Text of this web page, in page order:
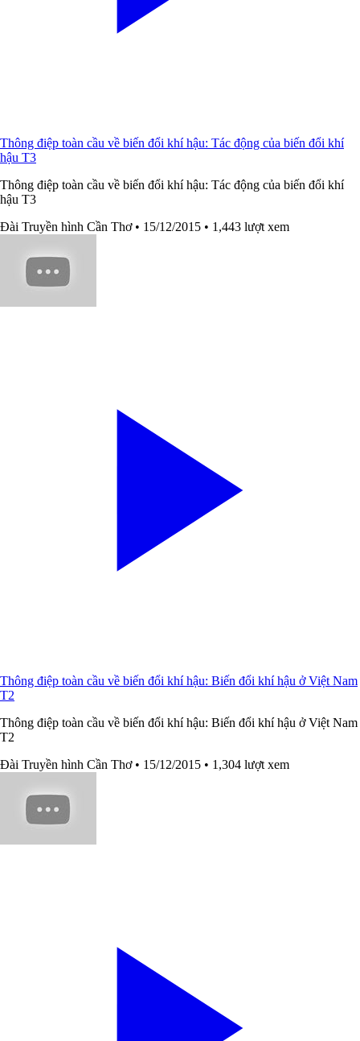
Thông điệp toàn cầu về biến đổi khí hậu: Tác động của biến đổi khí
hậu T3
Thông điệp toàn cầu về biến đổi khí hậu: Tác động của biến đổi khí
hậu T3
Đài Truyền hình Cần Thơ • 15/12/2015 • 1,443 lượt xem
Thông điệp toàn cầu về biến đổi khí hậu: Biến đổi khí hậu ở Việt Nam
T2
Thông điệp toàn cầu về biến đổi khí hậu: Biến đổi khí hậu ở Việt Nam
T2
Đài Truyền hình Cần Thơ • 15/12/2015 • 1,304 lượt xem